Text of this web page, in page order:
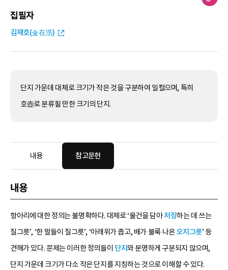
집필자
김재호(金在浩)
단지 가운데 대체로 크기가 작은 것을 구분하여 일컬으며, 특히
호壺로 분류될 만한 크기의 단지.
내용 참고문헌
내용
항아리에 대한 정의는 불명확하다. 대체로 ‘물건을 담아저장하는 데 쓰는
질그릇’, ‘한 말들이 질그릇’, ‘아래위가 좁고, 배가 불룩 나온오지그릇’ 등
견해가 있다. 문제는 이러한 정의들이 단지와 분명하게 구분되지 않으며,
단지 가운데 크기가 다소 작은 단지를 지칭하는 것으로 이해할 수 있다.